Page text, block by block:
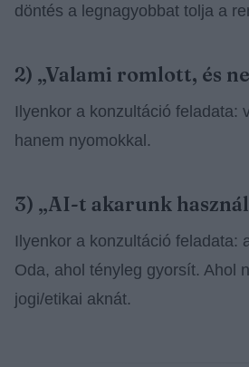
döntés a legnagyobbat tolja a
2) „Valami romlott, és
Ilyenkor a konzultáció feladata:
hanem nyomokkal.
3) „AI-t akarunk
Ilyenkor a konzultáció feladata:
Oda, ahol tényleg gyorsít. Ahol
jogi/etikai aknát.